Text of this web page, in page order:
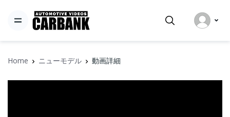
Home ニューモデル 動画詳細